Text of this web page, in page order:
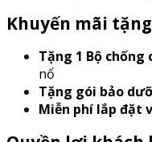
Khuyến mãi
Tặng 1 Bộ chống
nổ
Tặng gói bảo
Miễn phí lắp đặt